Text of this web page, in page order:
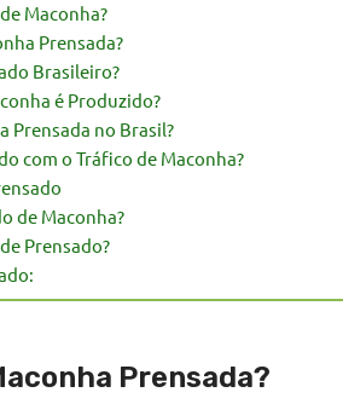
Maconha?
Prensada?
Brasileiro?
é Produzido?
Prensada no Brasil?
com o Tráfico de Maconha?
de Maconha?
Prensado?
Prensada?